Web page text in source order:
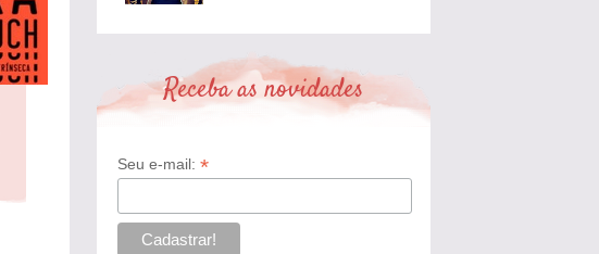
Receba as novidades
Seu e-mail: *